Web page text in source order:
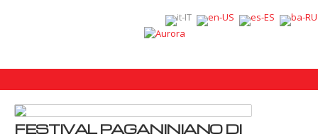
FESTIVAL PAGANINIANO DI